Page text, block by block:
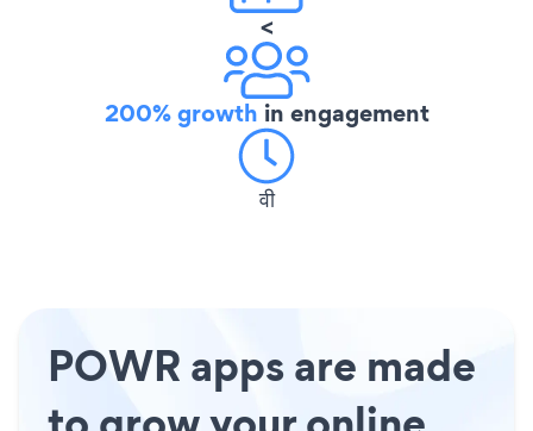
<
200% growth in engagement
वी
POWR apps are made